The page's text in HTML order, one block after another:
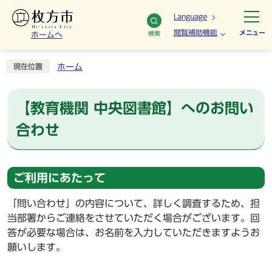
ホームへ 検索
Language
閲覧補助機能 メニュー
現在位置 ホーム
【教育機関 中央図書館】へのお問い
合わせ
ご利用にあたって
「問い合わせ」の内容について、詳しく調査するため、担
当部署からご連絡をさせていただく場合がございます。回
答が必要な場合は、お名前を入力していただきますようお
願いします。